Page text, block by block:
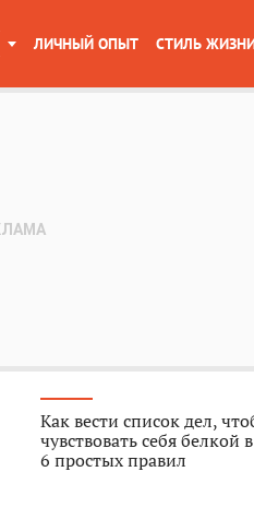
ЛИЧНЫЙ ОПЫТ СТИЛЬ
Как вести список дел,
чувствовать себя белкой
6 простых правил